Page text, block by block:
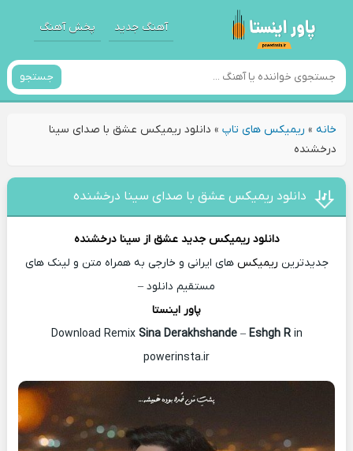
آهنگ جدید پخش آهنگ
جستجو
خانه» ریمیکس های تاپ» دانلود ریمیکس عشق با صدای سینا
درخشنده
دانلود ریمیکس عشق با صدای سینا درخشنده
دانلود ریمیکس جدید عشق ازسینا درخشنده
جدیدترین ریمیکس های ایرانی و خارجی به همراه متن و لینک های
مستقیم دانلود –
پاور اینستا
Download Remix Sina Derakhshande– Eshgh Rin
powerinsta.ir